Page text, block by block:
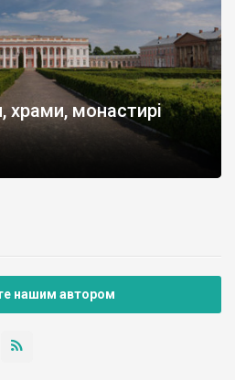
храми, монастирі
нашим автором